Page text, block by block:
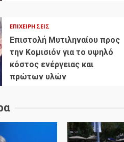
ΕΠΙΧΕΙΡΉΣΕΙΣ
Επιστολή Μυτιληναίου προς
την Κομισιόν για το υψηλό
κόστος ενέργειας και
πρώτων υλών